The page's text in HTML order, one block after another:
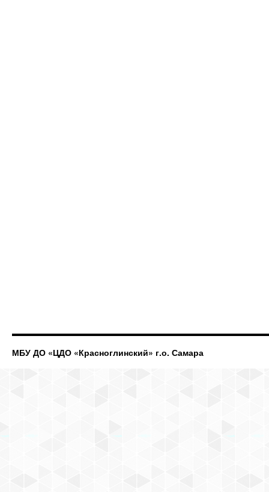
МБУ ДО «ЦДО «Красноглинский» г.о. Самара